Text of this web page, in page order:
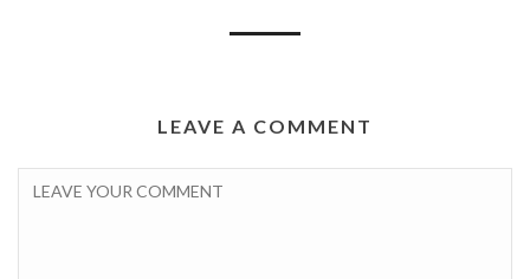
LEAVE A COMMENT